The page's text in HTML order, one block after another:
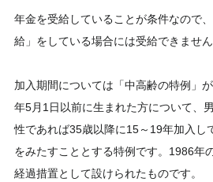
年金を受給していることが条件なので
給」をしている場合には受給できません
加入期間については「中高齢の特例」
年5月1日以前に生まれた方について、
性であれば35歳以降に15～19年加入し
をみたすこととする特例です。1986年
経過措置として設けられたものです。